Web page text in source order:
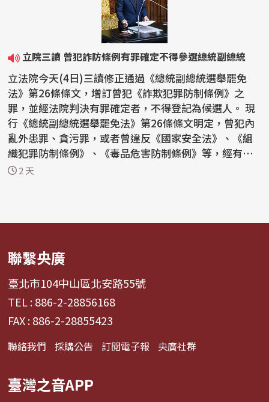
立院三讀 曾犯詐防條例有罪確定不得參選總統副總統
立法院今天(4日)三讀修正通過《總統副總統選舉罷免
法》第26條條文，增訂曾犯《詐欺犯罪防制條例》之
罪，並經法院判決有罪確定者，不得登記為候選人。 現
行《總統副總統選舉罷免法》第26條條文明定，曾犯內
亂外患罪、貪污罪，或者曾違反《國家安全法》、《組
織犯罪防制條例》、《毒品危害防制條例》等，經有罪
判決確定...
2 天
聯繫央廣
臺北市104中山區北安路55號
TEL : 886-2-28856168
FAX : 886-2-28855423
聯絡我們 採購公告 訂閱電子報 央廣社群
臺灣之音APP